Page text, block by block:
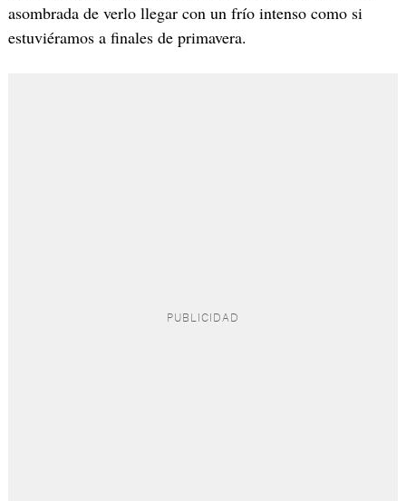
asombrada de verlo llegar con un frío intenso como si
estuviéramos a finales de primavera.